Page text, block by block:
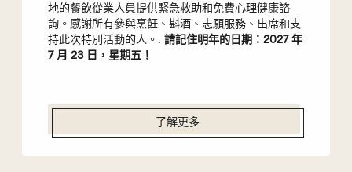
地的餐飲從業人員提供緊急救助和免費心理健康諮
詢。感謝所有參與烹飪、斟酒、志願服務、出席和支
持此次特別活動的人。. 請記住明年的日期：2027 年
7 月 23 日，星期五！
了解更多